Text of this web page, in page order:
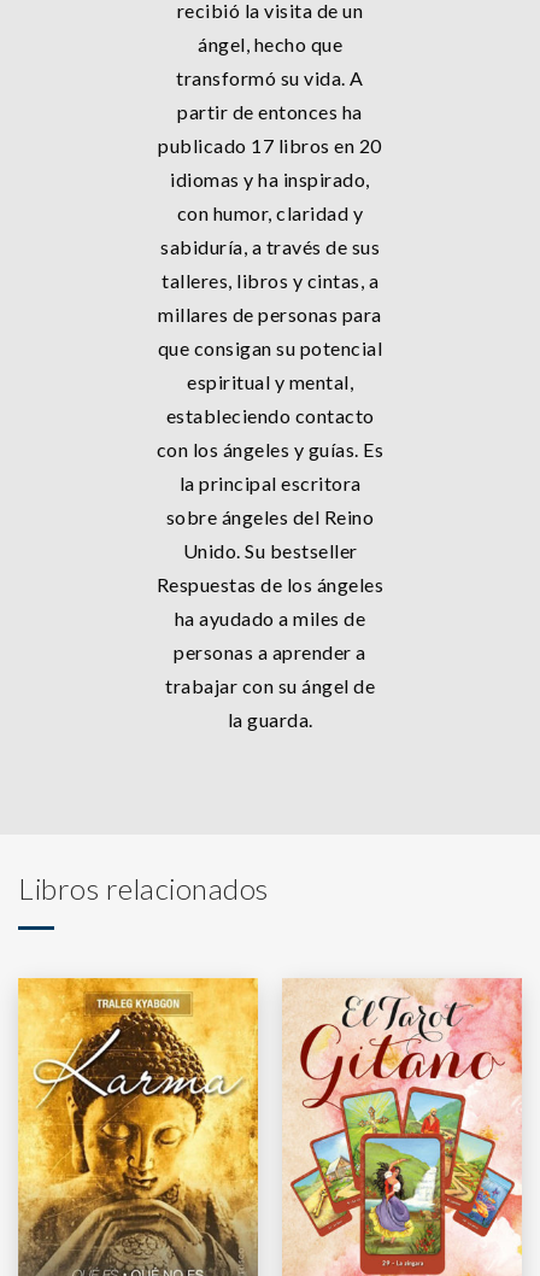
recibió la visita de un
ángel, hecho que
transformó su vida. A
partir de entonces ha
publicado 17 libros en 20
idiomas y ha inspirado,
con humor, claridad y
sabiduría, a través de sus
talleres, libros y cintas, a
millares de personas para
que consigan su potencial
espiritual y mental,
estableciendo contacto
con los ángeles y guías. Es
la principal escritora
sobre ángeles del Reino
Unido. Su bestseller
Respuestas de los ángeles
ha ayudado a miles de
personas a aprender a
trabajar con su ángel de
la guarda.
Libros relacionados